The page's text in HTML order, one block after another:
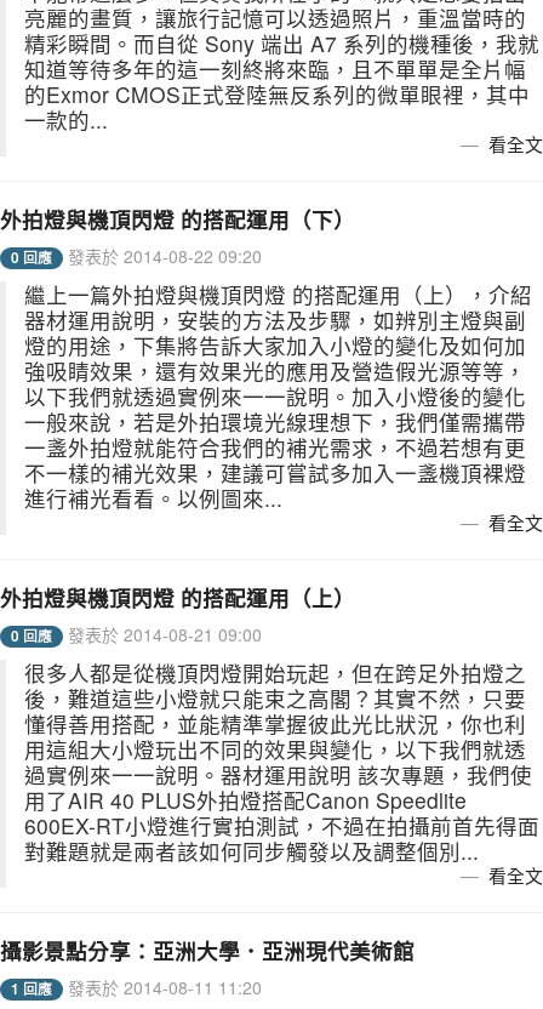
亮麗的畫質，讓旅行記憶可以透過照片，重溫當時的
精彩瞬間。而自從 Sony 端出 A7 系列的機種後，我就
知道等待多年的這一刻終將來臨，且不單單是全片幅
的Exmor CMOS正式登陸無反系列的微單眼裡，其中
一款的...
看全文
外拍燈與機頂閃燈 的搭配運用（下）
0 回應 發表於 2014-08-22 09:20
繼上一篇外拍燈與機頂閃燈 的搭配運用（上），介紹
器材運用說明，安裝的方法及步驟，如辨別主燈與副
燈的用途，下集將告訴大家加入小燈的變化及如何加
強吸睛效果，還有效果光的應用及營造假光源等等，
以下我們就透過實例來一一說明。加入小燈後的變化
一般來說，若是外拍環境光線理想下，我們僅需攜帶
一盞外拍燈就能符合我們的補光需求，不過若想有更
不一樣的補光效果，建議可嘗試多加入一盞機頂裸燈
進行補光看看。以例圖來...
看全文
外拍燈與機頂閃燈 的搭配運用（上）
0 回應 發表於 2014-08-21 09:00
很多人都是從機頂閃燈開始玩起，但在跨足外拍燈之
後，難道這些小燈就只能束之高閣？其實不然，只要
懂得善用搭配，並能精準掌握彼此光比狀況，你也利
用這組大小燈玩出不同的效果與變化，以下我們就透
過實例來一一說明。器材運用說明 該次專題，我們使
用了AIR 40 PLUS外拍燈搭配Canon Speedlite
600EX-RT小燈進行實拍測試，不過在拍攝前首先得面
對難題就是兩者該如何同步觸發以及調整個別...
看全文
攝影景點分享：亞洲大學．亞洲現代美術館
1 回應 發表於 2014-08-11 11:20